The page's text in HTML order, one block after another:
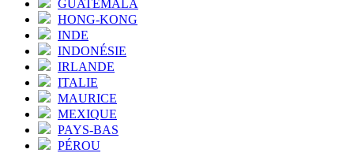
GUATEMALA
HONG-KONG
INDE
INDONÉSIE
IRLANDE
ITALIE
MAURICE
MEXIQUE
PAYS-BAS
PÉROU